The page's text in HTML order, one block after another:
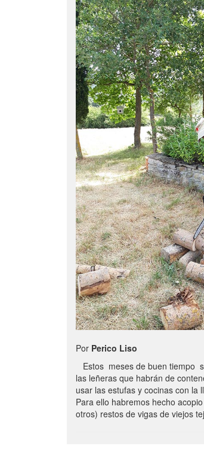
Por Perico Liso
Estos meses de buen tiempo
las leñeras que habrán de
usar las estufas y cocinas con la
Para ello habremos hecho
otros) restos de vigas de viejos